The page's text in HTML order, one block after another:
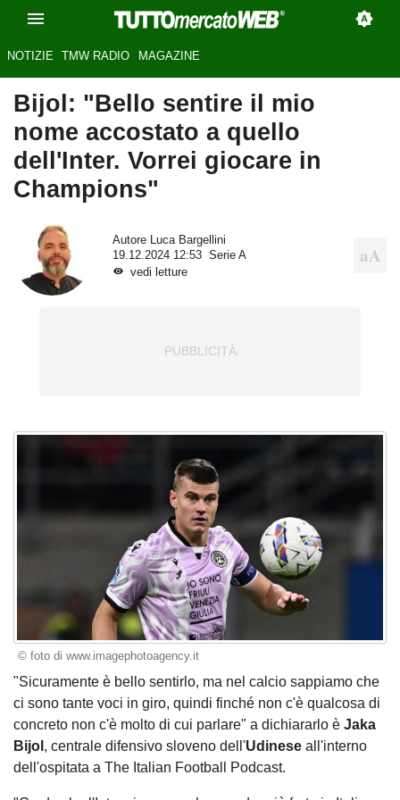
NOTIZIE TMW RADIO MAGAZINE
Bijol: "Bello sentire il mio
nome accostato a quello
dell'Inter. Vorrei giocare in
Champions"
Autore Luca Bargellini
19.12.2024 12:53
Serie A
vedi letture
© foto di www.imagephotoagency.it
"Sicuramente è bello sentirlo, ma nel calcio sappiamo che
ci sono tante voci in giro, quindi finché non c'è qualcosa di
concreto non c'è molto di cui parlare" a dichiararlo è Jaka
Bijol , centrale difensivo sloveno dell'Udinese all'interno
dell'ospitata a The Italian Football Podcast.